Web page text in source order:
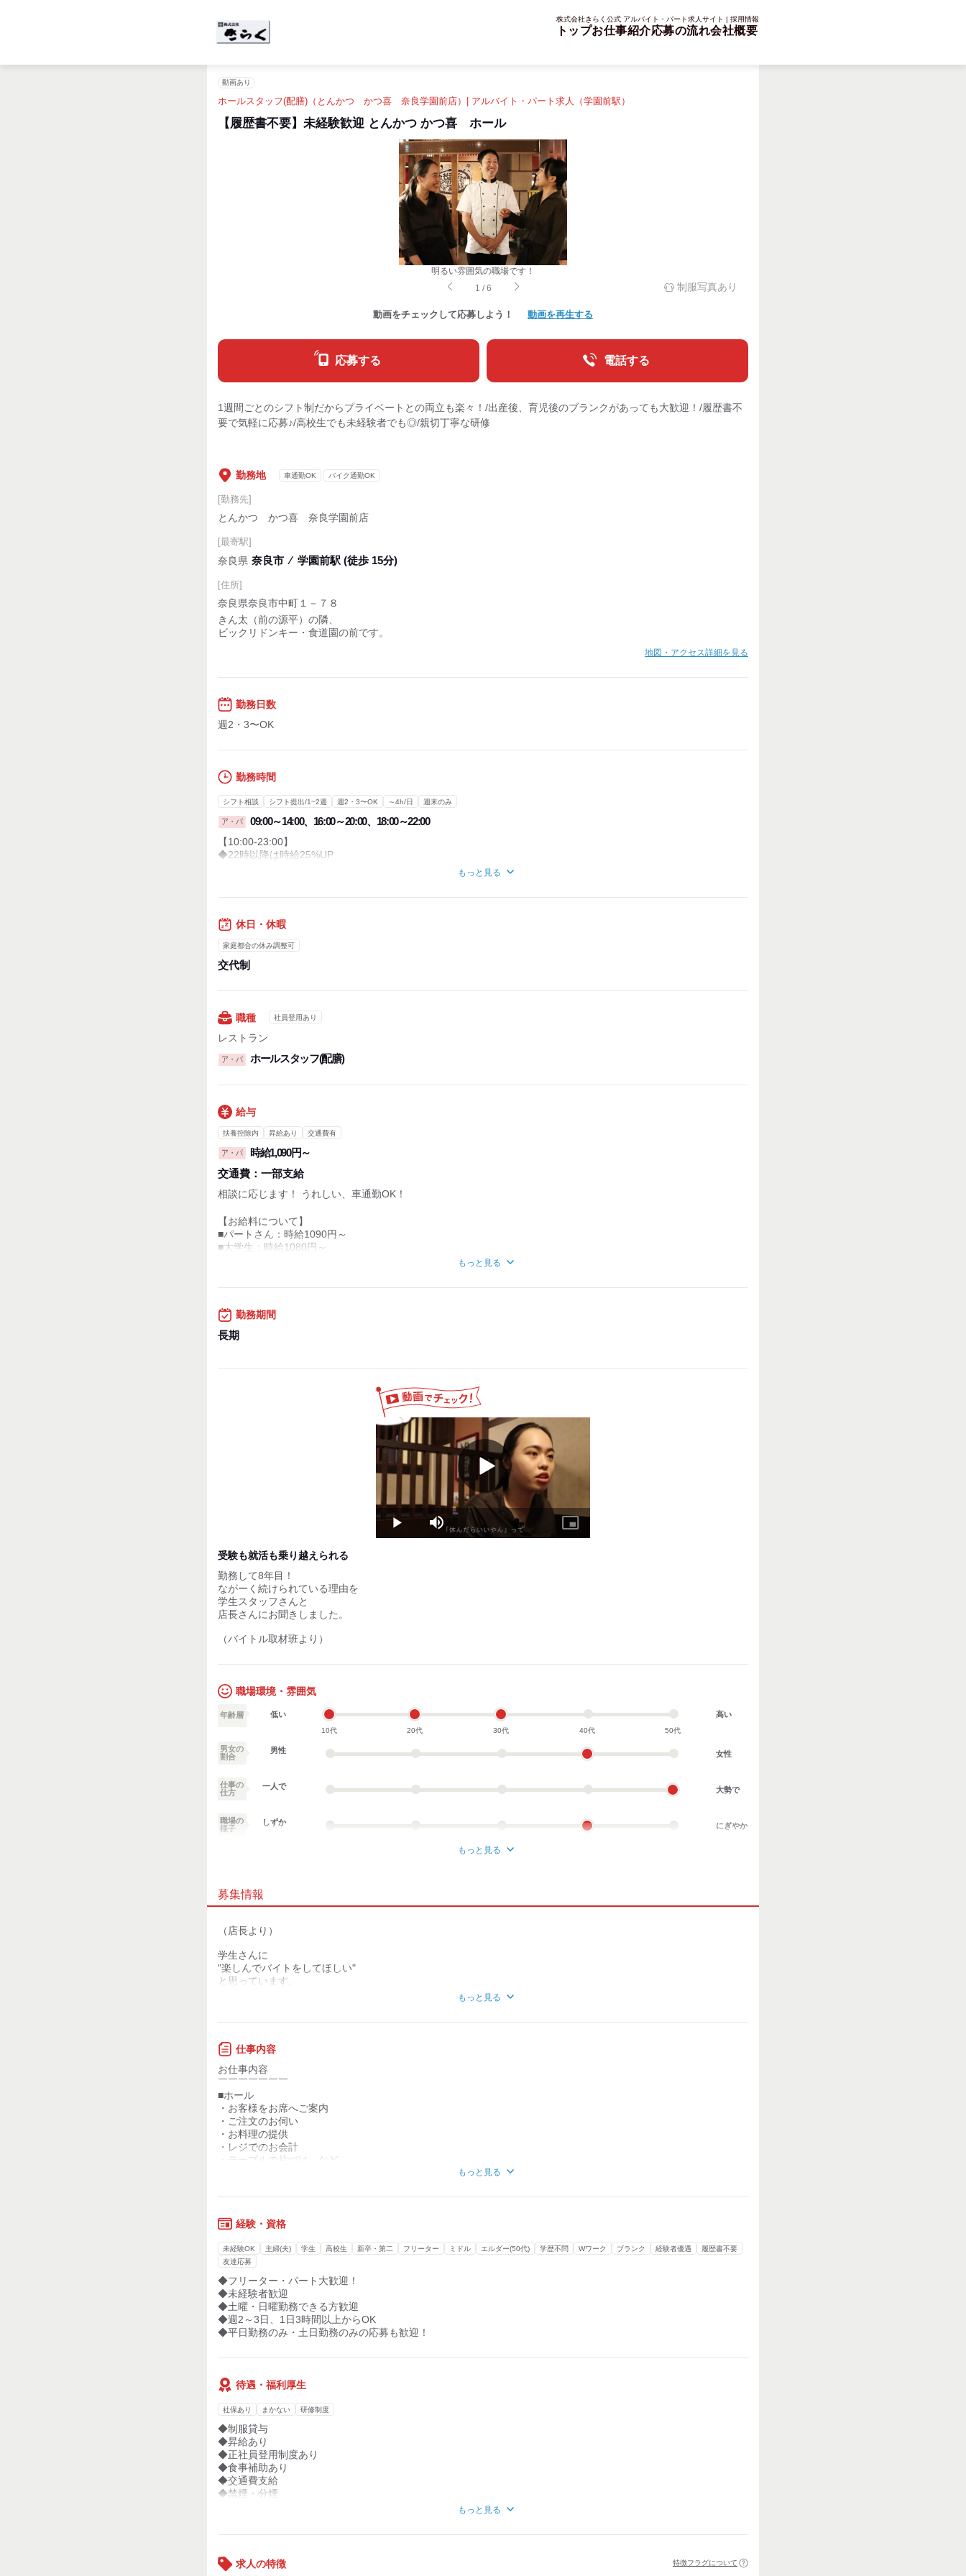
株式会社きらく公式 アルバイト・パート求人サイト | 採用情報
トップお仕事紹介応募の流れ会社概要
動画あり
ホールスタッフ(配膳)（とんかつ かつ喜 奈良学園前店）| アルバイト・パート求人（学園前駅）
【履歴書不要】未経験歓迎 とんかつ かつ喜 ホール
明るい雰囲気の職場です！
1 /6 制服写真あり
動画をチェックして応募しよう！ 動画を再生する
応募する 電話する
1週間ごとのシフト制だからプライベートとの両立も楽々！/出産後、育児後のブランクがあっても大歓迎！/履歴書不
要で気軽に応募♪/高校生でも未経験者でも◎/親切丁寧な研修
勤務地 車通勤OK バイク通勤OK
[勤務先]
とんかつ かつ喜 奈良学園前店
[最寄駅]
奈良県 奈良市 ⁄ 学園前駅 (徒歩 15分)
[住所]
奈良県奈良市中町１－７８
きん太（前の源平）の隣、
ビックリドンキー・食道園の前です。
地図・アクセス詳細を見る
勤務日数
週2・3〜OK
勤務時間
シフト相談 シフト提出/1~2週 週2・3〜OK ～4h/日 週末のみ
ア・パ 09:00～14:00、16:00～20:00、18:00～22:00
【10:00-23:00】
◆22時以降は時給25%UP
・実働時間：1日あたり4時間
・平均所定労働時間：1ヵ月あたり30時間
もっと見る
休日・休暇
家庭都合の休み調整可
交代制
職種 社員登用あり
レストラン
ア・パ ホールスタッフ(配膳)
給与
扶養控除内 昇給あり 交通費有
ア・パ
時給1,090円～
交通費： 一部支給
相談に応じます！ うれしい、車通勤OK！
【お給料について】
■パートさん：時給1090円～
■大学生：時給1080円～
【昇給制度について】
■雇用形態：アルバイト、パート
■回数 ：年2回(6ヵ月に1度)
もっと見る
勤務期間
長期
Play
Play Mute
Picture-
in-
受験も就活も乗り越えられる
勤務して8年目！
ながーく続けられている理由を
学生スタッフさんと
店長さんにお聞きしました。
（バイトル取材班より）
職場環境・雰囲気
年齢層 低い
10代 20代 30代 40代 50代
高い
男女の
割合
男性 女性
仕事の
仕方
一人で 大勢で
職場の
様子
しずか にぎやか
個性が生かせる
デスクワーク
お客様との対話が
少ない
力仕事が少ない
（学生スタッフより）
高校生からアルバイトを始めて、
7年間、かつ喜のスタッフです。
週1回のシフト提出のおかげで、
急な講座や部活の集まりにも参加でき、
シフトが柔軟なことは本当に助かりました。
イベントにも配慮いただいたおかげで、
ずっと楽しく働けています！
もっと見る
募集情報
（店長より）
学生さんに
"楽しんでバイトをしてほしい"
と思っています。
大切だと思っています。
受験や就活も
最後まで応援したいです。
だから、相談していただければ、
2～3ヵ月の長期休みや土日休みも僕はOK。
（もちろん、入ってもらえると助かります 笑）
その分、かつ喜にいるときは
なってもらえたらな～と思います。
みなさんと、
長くお付き合いができたら嬉しいです！
もっと見る
仕事内容
お仕事内容
￣￣￣￣￣￣￣
■ホール
・お客様をお席へご案内
・ご注文のお伺い
・お料理の提供
・レジでのお会計
・テーブルの片づけ など
慣れてきたらオーダー受けや
もっと見る
経験・資格
未経験OK 主婦(夫) 学生 高校生 新卒・第二 フリーター ミドル エルダー(50代) 学歴不問 Wワーク ブランク 経験者優遇
履歴書不要
友達応募
◆フリーター・パート大歓迎！
◆未経験者歓迎
◆土曜・日曜勤務できる方歓迎
◆週2～3日、1日3時間以上からOK
◆平日勤務のみ・土日勤務のみの応募も歓迎！
待遇・福利厚生
社保あり まかない 研修制度
◆制服貸与
◆昇給あり
◆正社員登用制度あり
◆食事補助あり
◆交通費支給
◆禁煙・分煙
◆友達同士応募OK
もっと見る
求人の特徴 特徴フラグについて